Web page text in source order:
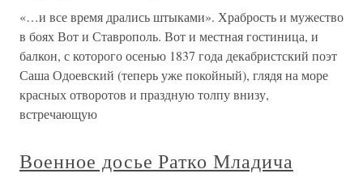
«…и все время дрались штыками». Храбрость и мужество
в боях Вот и Ставрополь. Вот и местная гостиница, и
балкон, с которого осенью 1837 года декабристский поэт
Саша Одоевский (теперь уже покойный), глядя на море
красных отворотов и праздную толпу внизу,
встречающую
Военное досье Ратко Младича